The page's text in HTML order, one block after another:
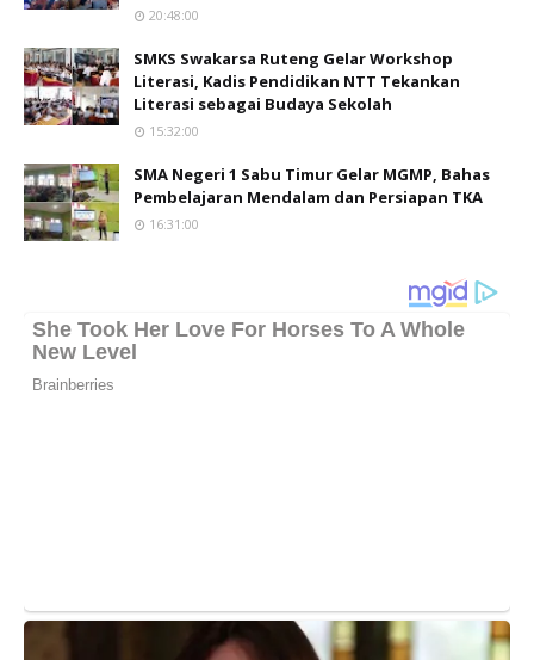
20:48:00
SMKS Swakarsa Ruteng Gelar Workshop
Literasi, Kadis Pendidikan NTT Tekankan
Literasi sebagai Budaya Sekolah
15:32:00
SMA Negeri 1 Sabu Timur Gelar MGMP, Bahas
Pembelajaran Mendalam dan Persiapan TKA
16:31:00